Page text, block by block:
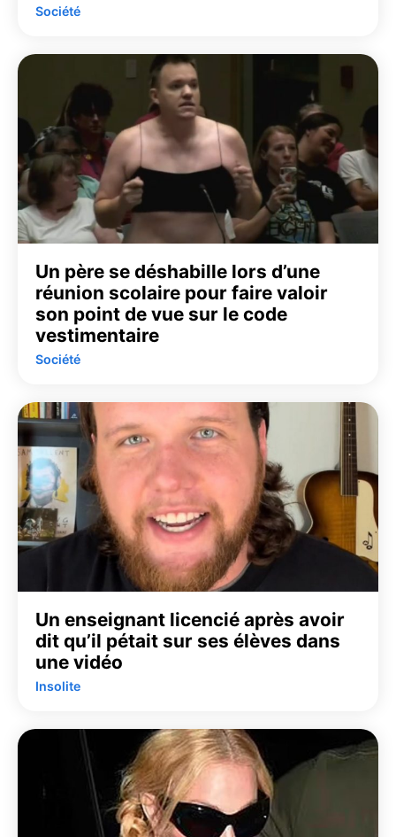
Société
Un père se déshabille lors d’une
réunion scolaire pour faire valoir
son point de vue sur le code
vestimentaire
Société
Un enseignant licencié après avoir
dit qu’il pétait sur ses élèves dans
une vidéo
Insolite